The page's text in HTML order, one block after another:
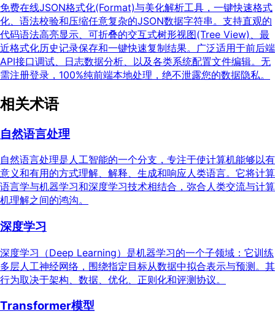
免费在线JSON格式化(Format)与美化解析工具，一键快速格式
化、语法校验和压缩任意复杂的JSON数据字符串。支持直观的
代码语法高亮显示、可折叠的交互式树形视图(Tree View)、最
近格式化历史记录保存和一键快速复制结果。广泛适用于前后端
API接口调试、日志数据分析、以及各类系统配置文件编辑。无
需注册登录，100%纯前端本地处理，绝不泄露您的数据隐私。
相关术语
自然语言处理
自然语言处理是人工智能的一个分支，专注于使计算机能够以有
意义和有用的方式理解、解释、生成和响应人类语言。它将计算
语言学与机器学习和深度学习技术相结合，弥合人类交流与计算
机理解之间的鸿沟。
深度学习
深度学习（Deep Learning）是机器学习的一个子领域：它训练
多层人工神经网络，围绕指定目标从数据中拟合表示与预测。其
行为取决于架构、数据、优化、正则化和评测协议。
Transformer模型